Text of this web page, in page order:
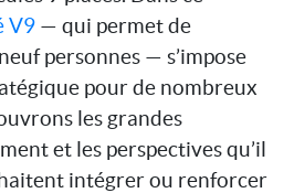
V9 — qui permet de
personnes — s’impose
pour de nombreux
les grandes
et les perspectives qu’il
intégrer ou renforcer